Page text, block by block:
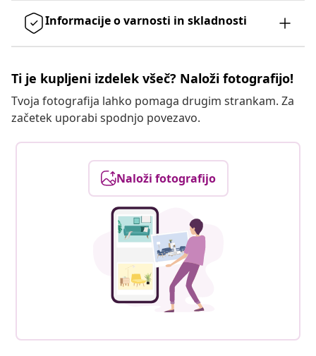
Informacije o varnosti in skladnosti
Ti je kupljeni izdelek všeč? Naloži fotografijo!
Tvoja fotografija lahko pomaga drugim strankam. Za
začetek uporabi spodnjo povezavo.
Naloži fotografijo